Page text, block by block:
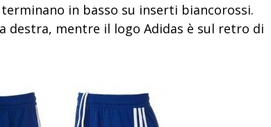
in basso su inserti biancorossi.
destra, mentre il logo Adidas è sul retro di